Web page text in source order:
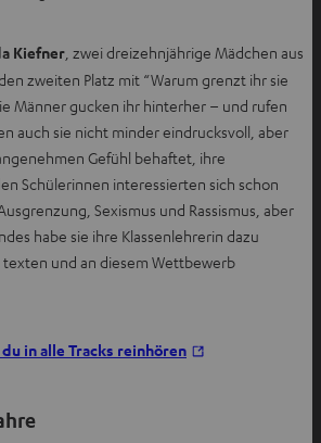
Kiefner , zwei dreizehnjährige Mädchen aus
zweiten Platz mit “Warum grenzt ihr sie
Männer gucken ihr hinterher – und rufen
auch sie nicht minder eindrucksvoll, aber
Gefühl behaftet, ihre
Schülerinnen interessierten sich schon
Sexismus und Rassismus, aber
habe sie ihre Klassenlehrerin dazu
und an diesem Wettbewerb
in alle Tracks reinhören
I